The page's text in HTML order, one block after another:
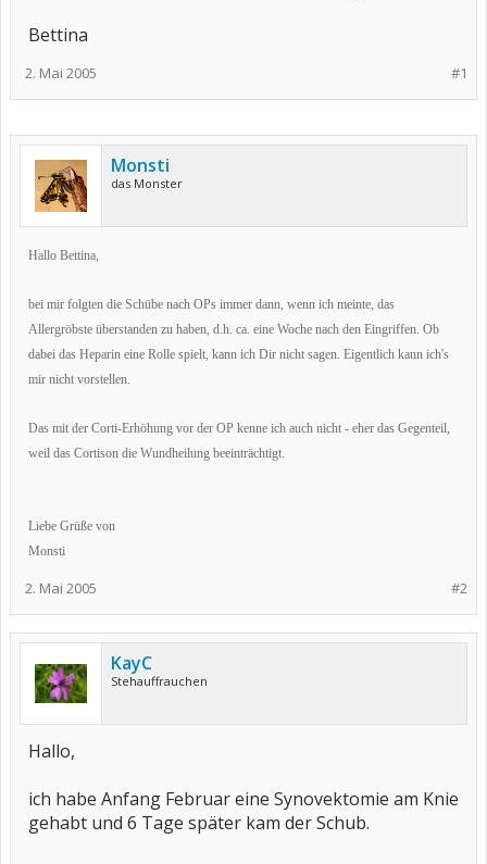
Bettina
#1
2. Mai 2005
Monsti
das Monster
Hallo Bettina,
bei mir folgten die Schübe nach OPs immer dann, wenn ich meinte, das
Allergröbste überstanden zu haben, d.h. ca. eine Woche nach den Eingriffen. Ob
dabei das Heparin eine Rolle spielt, kann ich Dir nicht sagen. Eigentlich kann ich's
mir nicht vorstellen.
Das mit der Corti-Erhöhung vor der OP kenne ich auch nicht - eher das Gegenteil,
weil das Cortison die Wundheilung beeinträchtigt.
Liebe Grüße von
Monsti
#2
2. Mai 2005
KayC
Stehauffrauchen
Hallo,
ich habe Anfang Februar eine Synovektomie am Knie
gehabt und 6 Tage später kam der Schub.